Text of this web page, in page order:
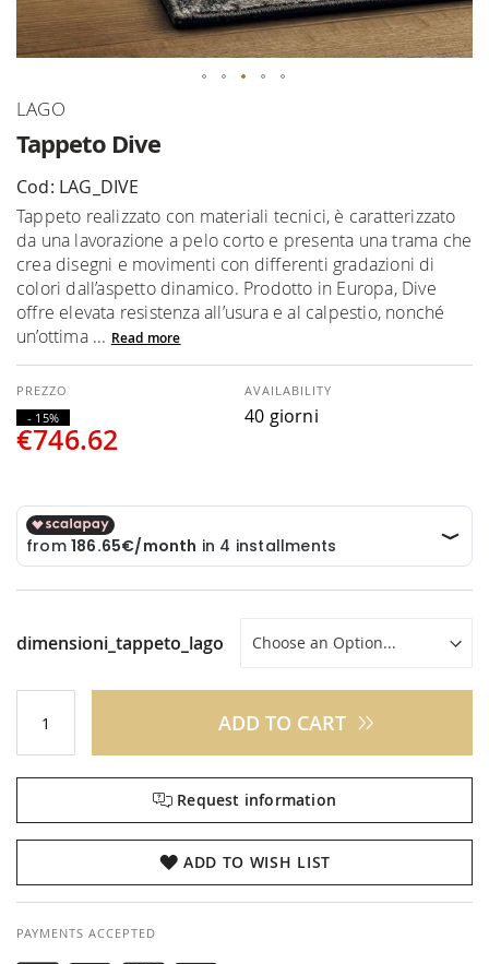
Tappeto Dive
LAGO
Cod: LAG_DIVE
Tappeto realizzato con materiali tecnici, è caratterizzato
da una lavorazione a pelo corto e presenta una trama che
crea disegni e movimenti con differenti gradazioni di
colori dall’aspetto dinamico. Prodotto in Europa, Dive
offre elevata resistenza all’usura e al calpestio, nonché
un’ottima ... Read more
€746.62
- 15%
AVAILABILITY
40 giorni
dimensioni_tappeto_lago
ADD TO CART
Request information
ADD TO WISH LIST
PAYMENTS ACCEPTED
Skip
the
beginning
of
the
images
gallery